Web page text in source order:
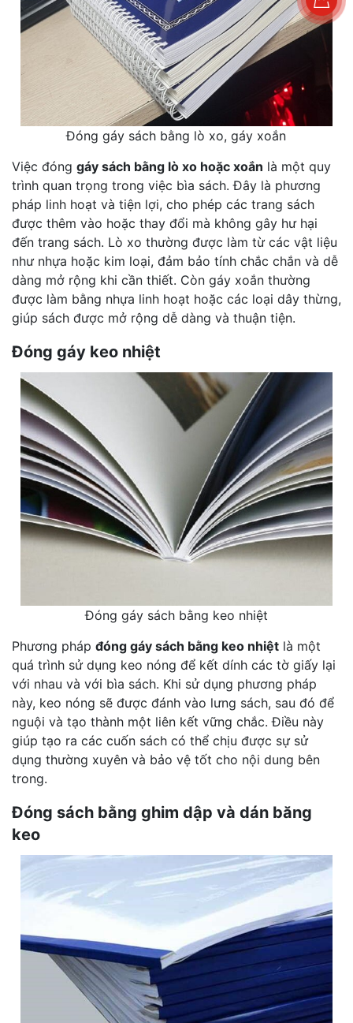
Đóng gáy sách bằng lò xo, gáy xoắn
Việc đóng gáy sách bằng lò xo hoặc xoắn là một quy
trình quan trọng trong việc bìa sách. Đây là phương
pháp linh hoạt và tiện lợi, cho phép các trang sách
được thêm vào hoặc thay đổi mà không gây hư hại
đến trang sách. Lò xo thường được làm từ các vật liệu
như nhựa hoặc kim loại, đảm bảo tính chắc chắn và dễ
dàng mở rộng khi cần thiết. Còn gáy xoắn thường
được làm bằng nhựa linh hoạt hoặc các loại dây thừng,
giúp sách được mở rộng dễ dàng và thuận tiện.
Đóng gáy keo nhiệt
Đóng gáy sách bằng keo nhiệt
Phương pháp đóng gáy sách bằng keo nhiệt là một
quá trình sử dụng keo nóng để kết dính các tờ giấy lại
với nhau và với bìa sách. Khi sử dụng phương pháp
này, keo nóng sẽ được đánh vào lưng sách, sau đó để
nguội và tạo thành một liên kết vững chắc. Điều này
giúp tạo ra các cuốn sách có thể chịu được sự sử
dụng thường xuyên và bảo vệ tốt cho nội dung bên
trong.
Đóng sách bằng ghim dập và dán băng
keo